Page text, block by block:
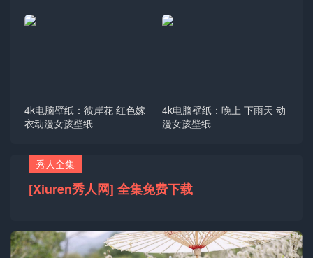
4k电脑壁纸：彼岸花 红色嫁
衣动漫女孩壁纸
4k电脑壁纸：晚上 下雨天 动
漫女孩壁纸
秀人全集
[Xiuren秀人网] 全集免费下载